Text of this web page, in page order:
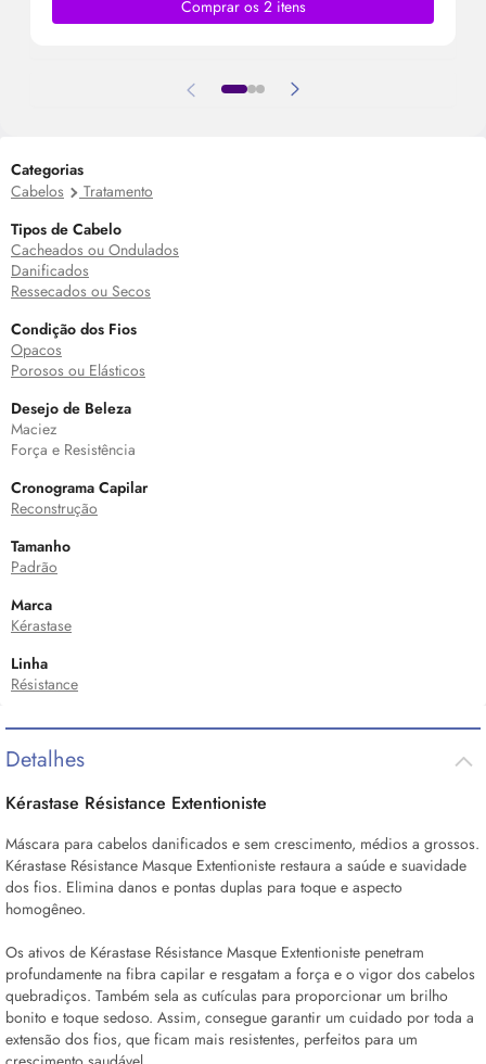
Comprar os 2 itens
Categorias
Cabelos
Tratamento
Tipos de Cabelo
Cacheados ou Ondulados
Danificados
Ressecados ou Secos
Condição dos Fios
Opacos
Porosos ou Elásticos
Desejo de Beleza
Maciez
Força e Resistência
Cronograma Capilar
Reconstrução
Tamanho
Padrão
Marca
Kérastase
Linha
Résistance
Detalhes
Kérastase Résistance Extentioniste
Máscara para cabelos danificados e sem crescimento, médios a grossos.
Kérastase Résistance Masque Extentioniste restaura a saúde e suavidade
dos fios. Elimina danos e pontas duplas para toque e aspecto
homogêneo.
Os ativos de Kérastase Résistance Masque Extentioniste penetram
profundamente na fibra capilar e resgatam a força e o vigor dos cabelos
quebradiços. Também sela as cutículas para proporcionar um brilho
bonito e toque sedoso. Assim, consegue garantir um cuidado por toda a
extensão dos fios, que ficam mais resistentes, perfeitos para um